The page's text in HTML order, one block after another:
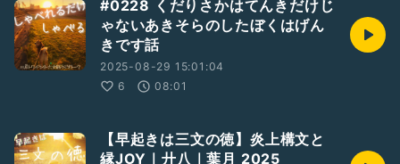
#0228 くだりさかはてんきだけじ
ゃないあきそらのしたぼくはげん
きです話
2025-08-29 15:01:04
6
08:01
【早起きは三文の徳】炎上構文と
縁JOY｜廾八｜葉月 2025